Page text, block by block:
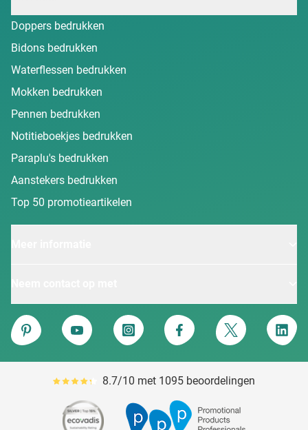
Doppers bedrukken
Bidons bedrukken
Waterflessen bedrukken
Mokken bedrukken
Pennen bedrukken
Notitieboekjes bedrukken
Paraplu's bedrukken
Aanstekers bedrukken
Top 50 promotieartikelen
Van Heijster
Pinterest
YouTube Instagram Facebook Twitter
Gemiddeld reviewpercentage is 87
8.7/10 met 1095 beoordelingen